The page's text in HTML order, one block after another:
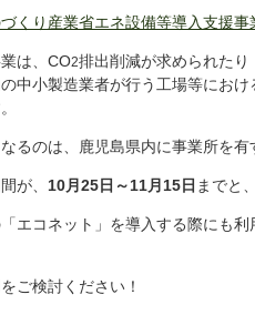
くり産業省エネ設備等導入支援事
は、CO2排出削減が求められた
中小製造業者が行う工場等にお
るのは、鹿児島県内に事業所を有
が、 10月25日～11月15日 までと
エコネット」を導入する際にも
ご検討ください！